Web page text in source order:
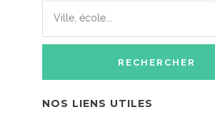
NOS LIENS UTILES